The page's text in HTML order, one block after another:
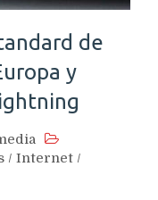
de
y
/ Internet /